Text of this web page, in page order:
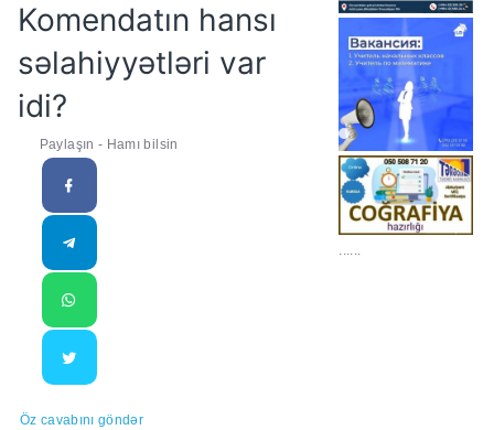
Komendatın hansı
səlahiyyətləri var
idi?
Paylaşın - Hamı bilsin
Öz cavabını göndər